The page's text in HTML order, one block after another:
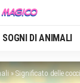
SOGNI DI ANIMALI
»Significato delle